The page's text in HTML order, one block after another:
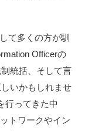
て多くの方が馴
Officerの
統括、そして言
いかもしれませ
行ってきた中
トワークやイン